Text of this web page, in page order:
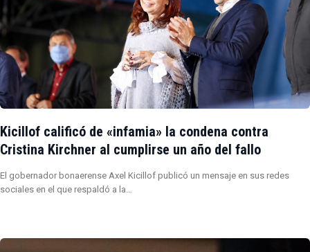
Kicillof calificó de «infamia» la condena contra
Cristina Kirchner al cumplirse un año del fallo
El gobernador bonaerense Axel Kicillof publicó un mensaje en sus redes
sociales en el que respaldó a la…